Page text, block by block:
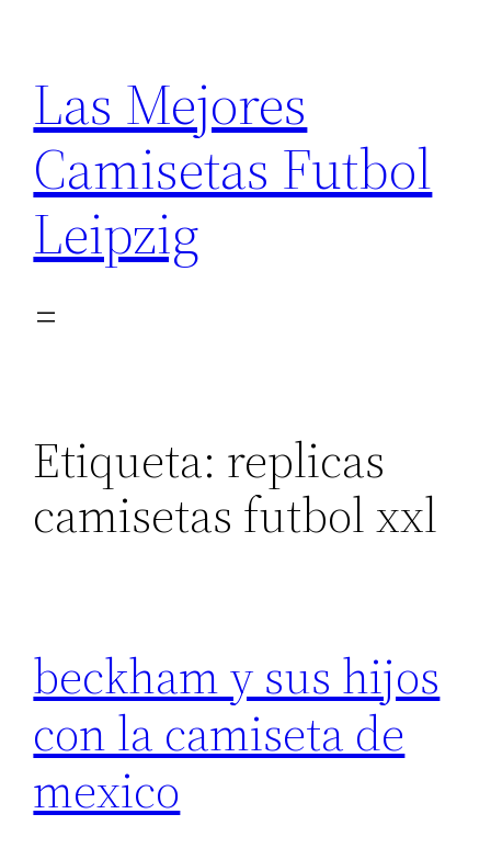
contenido
Las Mejores
Camisetas Futbol
Leipzig
Etiqueta: replicas
camisetas futbol xxl
beckham y sus hijos
con la camiseta de
mexico